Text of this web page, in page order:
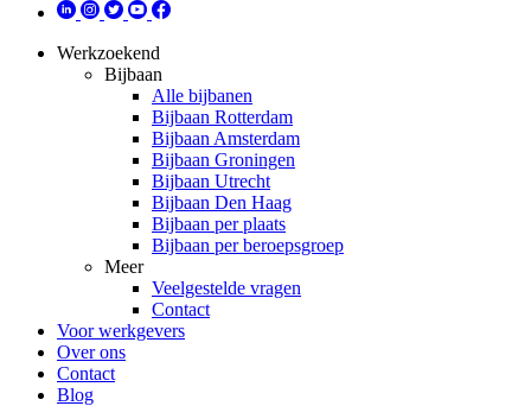
Werkzoekend
Bijbaan
Alle bijbanen
Bijbaan Rotterdam
Bijbaan Amsterdam
Bijbaan Groningen
Bijbaan Utrecht
Bijbaan Den Haag
Bijbaan per plaats
Bijbaan per beroepsgroep
Meer
Veelgestelde vragen
Contact
Voor werkgevers
Over ons
Contact
Blog